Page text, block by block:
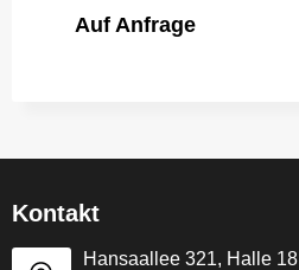
Auf Anfrage
Kontakt
Hansaallee 321, Halle 18